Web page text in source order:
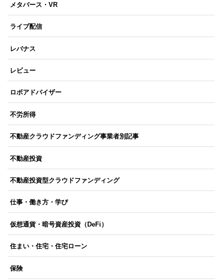
メタバース・VR
ライブ配信
レバナス
レビュー
ロボアドバイザー
不労所得
不動産クラウドファンディング事業者別記事
不動産投資
不動産投資型クラウドファンディング
仕事・働き方・学び
仮想通貨・暗号資産投資（DeFi）
住まい・住宅・住宅ローン
保険